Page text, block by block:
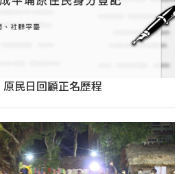
民日回顧正名歷程